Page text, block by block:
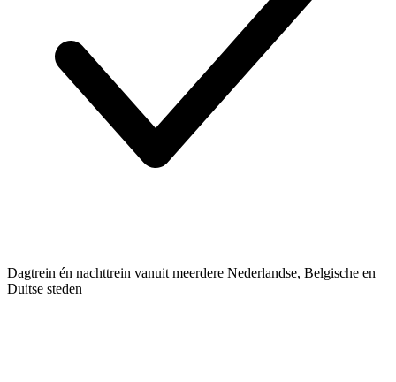
Dagtrein én nachttrein vanuit meerdere Nederlandse, Belgische en
Duitse steden